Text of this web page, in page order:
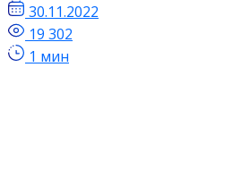
30.11.2022
19 302
1 мин